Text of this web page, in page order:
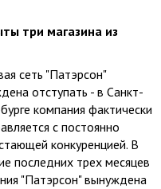
три магазина из
сеть "Патэрсон"
отступать - в Санкт-
компания фактически
с постоянно
конкуренцией. В
последних трех месяцев
"Патэрсон" вынуждена